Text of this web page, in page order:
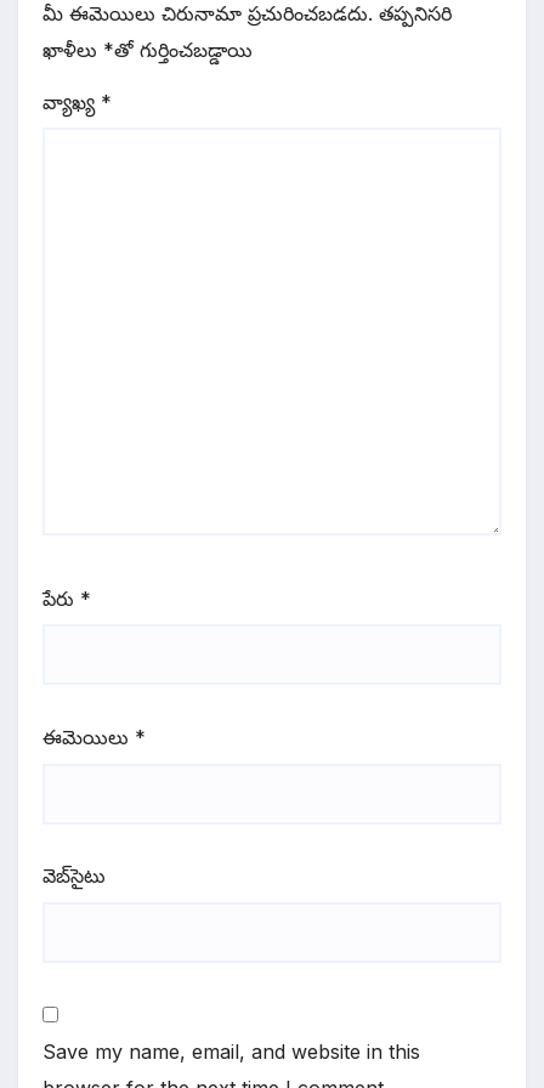
మీ ఈమెయిలు చిరునామా ప్రచురించబడదు. తప్పనిసరి
ఖాళీలు *‌తో గుర్తించబడ్డాయి
వ్యాఖ్య *
పేరు *
ఈమెయిలు *
వెబ్‌సైటు
Save my name, email, and website in this